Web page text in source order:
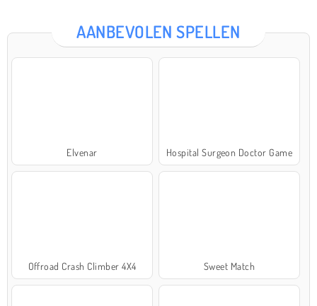
AANBEVOLEN SPELLEN
Elvenar Hospital Surgeon Doctor Game
Offroad Crash Climber 4X4 Sweet Match